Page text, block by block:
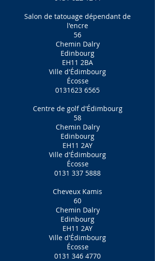
Salon de tatouage dépendant de
l'encre
56
Chemin Dalry
Edinbourg
EH11 2BA
Ville d'Édimbourg
Écosse
0131623 6565
Centre de golf d'Édimbourg
58
Chemin Dalry
Edinbourg
EH11 2AY
Ville d'Édimbourg
Écosse
0131 337 5888
Cheveux Kamis
60
Chemin Dalry
Edinbourg
EH11 2AY
Ville d'Édimbourg
Écosse
0131 346 4770